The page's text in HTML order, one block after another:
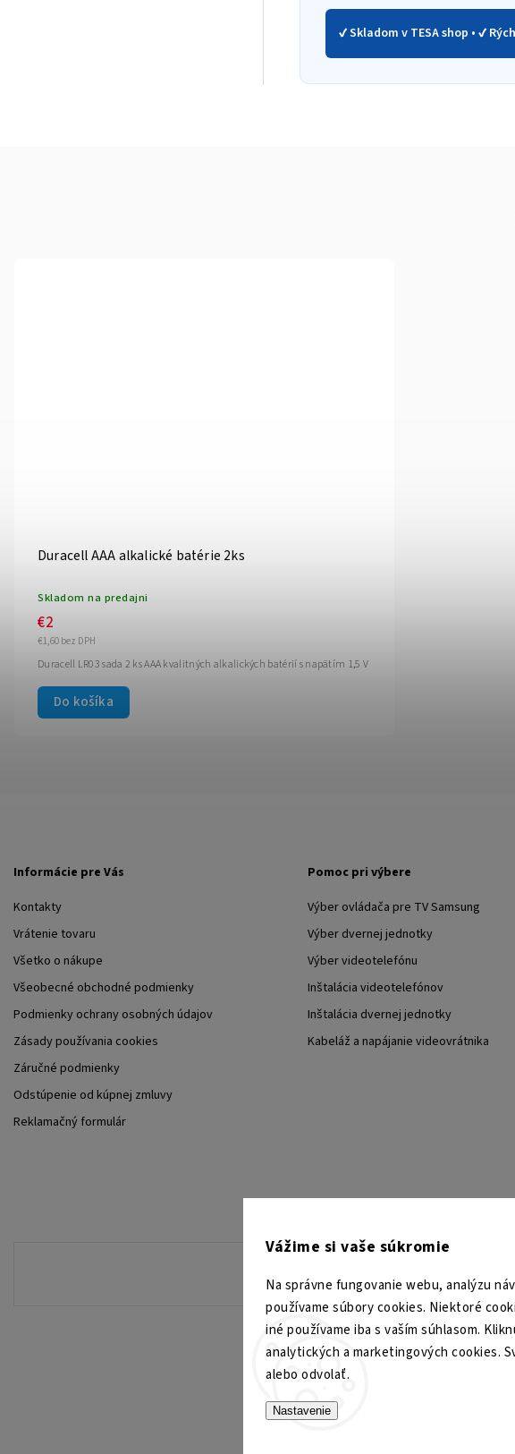
Vážime si vaše súkromie
Na správne fungovanie webu, analýzu
používame súbory cookies. Niektoré
iné používame iba s vaším súhlasom.
analytických a marketingových cookies.
alebo odvolať.
Nastavenie
✔ Skladom v TESA shop • ✔
Duracell AAA alkalické batérie 2ks
Skladom na predajni
€1,60 bez DPH
€2
Do košíka
Duracell LR03 sada 2 ks AAA kvalitných alkalických batérií s napätím 1,5 V
Informácie pre Vás
Kontakty
Vrátenie tovaru
Všetko o nákupe
Všeobecné obchodné podmienky
Podmienky ochrany osobných údajov
Zásady používania cookies
Záručné podmienky
Odstúpenie od kúpnej zmluvy
Reklamačný formulár
Pomoc pri výbere
Výber ovládača pre TV Samsung
Výber dvernej jednotky
Výber videotelefónu
Inštalácia videotelefónov
Inštalácia dvernej jednotky
Kabeláž a napájanie videovrátnika
TESA Shop CZ